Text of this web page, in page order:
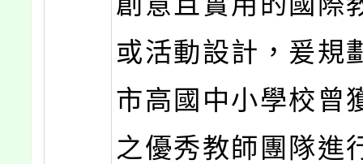
或活動設計，爰規
市高國中小學校曾
之優秀教師團隊進